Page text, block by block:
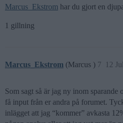
Marcus_Ekstrom har du gjort en
1 gillning
Marcus_Ekstrom (Marcus ) 12
7
Som sagt så är jag ny inom
få input från er andra på forumet.
inlägget att jag “kommer” avkasta